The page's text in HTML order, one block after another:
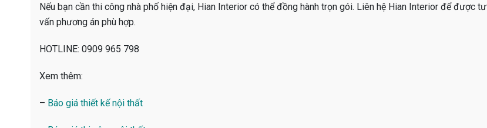
Nếu bạn cần thi công nhà phố hiện đại, Hian Interior có thể đồng hành trọn gói. Liên hệ Hian Interior để được tư
vấn phương án phù hợp.
HOTLINE: 0909 965 798
Xem thêm:
– Báo giá thiết kế nội thất